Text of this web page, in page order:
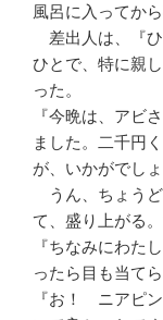
風呂に入ってか
差出人は、『ひ
ひとで、特に親
った。
『今晩は、アビ
ました。二千円
が、いかがでしょ
うん、ちょうど
て、盛り上がる
『ちなみにわた
ったら目も当て
『お！ ニアピ